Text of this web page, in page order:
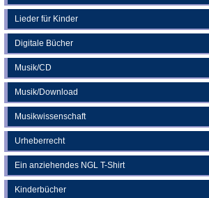
Lieder für Kinder
Digitale Bücher
Musik/CD
Musik/Download
Musikwissenschaft
Urheberrecht
Ein anziehendes NGL T-Shirt
Kinderbücher